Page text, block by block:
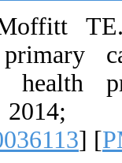
26. Israel
[